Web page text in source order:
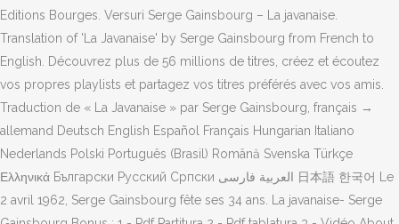
Editions Bourges. Versuri Serge Gainsbourg – La javanaise.
Translation of 'La Javanaise' by Serge Gainsbourg from French to
English. Découvrez plus de 56 millions de titres, créez et écoutez
vos propres playlists et partagez vos titres préférés avec vos amis.
Traduction de « La Javanaise » par Serge Gainsbourg, français →
allemand Deutsch English Español Français Hungarian Italiano
Nederlands Polski Português (Brasil) Română Svenska Türkçe
Ελληνικά Български Русский Српски العربية فارسی 日本語 한국어 Le
2 avril 1962, Serge Gainsbourg fête ses 34 ans. La javanaise- Serge